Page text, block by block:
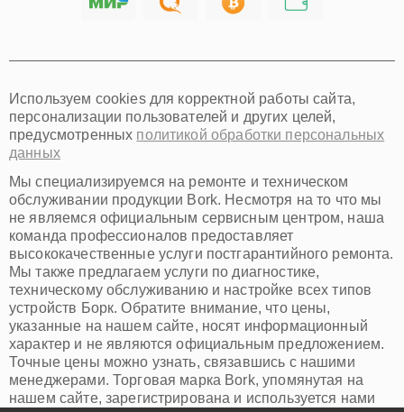
Хабаровск
Иркутск
Омск
Красноярск
Пермь
Ульяновск
Киров
Архангельск
Астрахань
Белгород
Благовещенск
Брянск
Владивосток
Владикавказ
Владимир
Волжский
Вологда
Грозный
Иваново
Используем cookies для корректной работы сайта,
персонализации пользователей и других целей,
предусмотренных политикой обработки персональных
данных
Мы специализируемся на ремонте и техническом
обслуживании продукции Bork. Несмотря на то что мы
не являемся официальным сервисным центром, наша
команда профессионалов предоставляет
высококачественные услуги постгарантийного ремонта.
Мы также предлагаем услуги по диагностике,
техническому обслуживанию и настройке всех типов
устройств Борк. Обратите внимание, что цены,
указанные на нашем сайте, носят информационный
характер и не являются официальным предложением.
Точные цены можно узнать, связавшись с нашими
менеджерами. Торговая марка Bork, упомянутая на
нашем сайте, зарегистрирована и используется нами